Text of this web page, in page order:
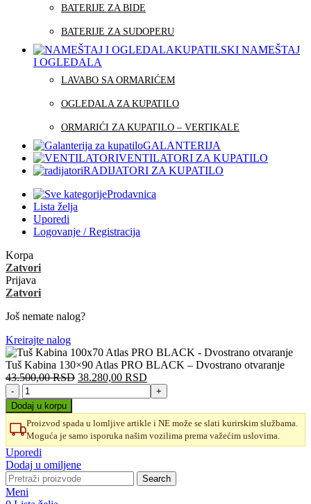
BATERIJE ZA BIDE
BATERIJE ZA SUDOPERU
KUPATILSKI NAMEŠTAJ
I OGLEDALA
LAVABO SA ORMARIĆEM
OGLEDALA ZA KUPATILO
ORMARIĆI ZA KUPATILO – VERTIKALE
GALANTERIJA
VENTILATORI ZA KUPATILO
RADIJATORI ZA KUPATILO
Prodavnica
Lista želja
Uporedi
Logovanje / Registracija
Korpa
Zatvori
Prijava
Zatvori
Još nemate nalog?
Kreirajte nalog
Tuš Kabina 130×90 Atlas PRO BLACK – Dvostrano otvaranje
43.500,00RSD Originalna
je
bila:
43.500,00 RSD.
38.280,00 RSD
cena
je:
38.280,00 RSD.
Tuš
Kabina
130x90
Atlas
PRO
BLACK
-
Dvostrano
otvaranje
Dodaj u korpu
Proizvod spada u lomljive artikle i NE može se slati kurirskim službama.
Moguća je samo isporuka našim vozilima prema važećim uslovima.
Uporedi
Dodaj u omiljene
Search
Meni